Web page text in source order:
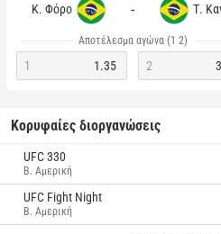
Κ. Φόρο - Τ.
Αποτέλεσμα αγώνα (1 2)
1 1.35 2
Κορυφαίες διοργανώσεις
UFC 330
Β. Αμερική
UFC Fight Night
Β. Αμερική